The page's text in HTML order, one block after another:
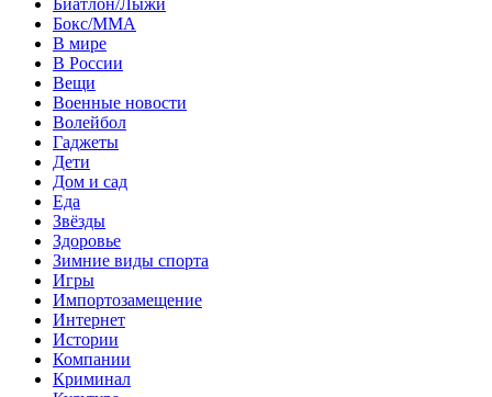
Бокс/MMA
В мире
В России
Вещи
Военные новости
Волейбол
Гаджеты
Дети
Дом и сад
Еда
Звёзды
Здоровье
Зимние виды спорта
Игры
Импортозамещение
Интернет
Истории
Компании
Криминал